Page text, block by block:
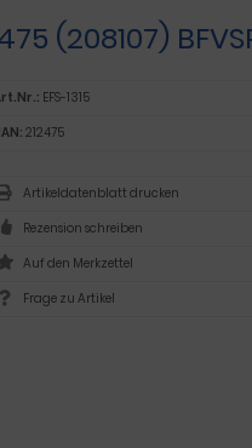
(208107)
EFS-1315
212475
Artikeldatenblatt drucken
Rezension schreiben
Frage zu Artikel